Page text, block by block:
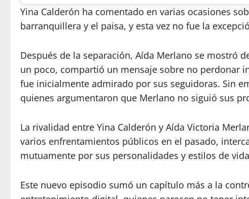
Yina Calderón ha comentado en varias ocasiones
barranquillera y el paisa, y esta vez no fue la
Después de la separación, Aída Merlano se mostró
un poco, compartió un mensaje sobre no perdonar
fue inicialmente admirado por sus seguidoras. Sin
quienes argumentaron que Merlano no siguió sus
La rivalidad entre Yina Calderón y Aída Victoria
varios enfrentamientos públicos en el pasado,
mutuamente por sus personalidades y estilos de
Este nuevo episodio sumó un capítulo más a la